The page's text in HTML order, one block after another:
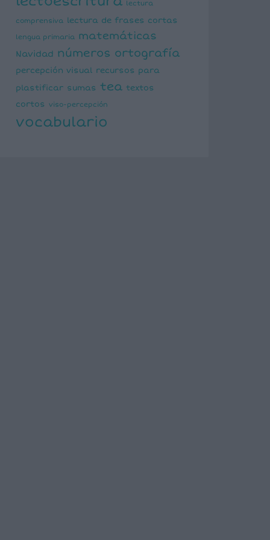
lectura
comprensiva lectura de frases cortas
lengua primaria matemáticas
Navidad números ortografía
percepción visual recursos para
plastificar sumas tea textos
cortos
viso-percepción
vocabulario